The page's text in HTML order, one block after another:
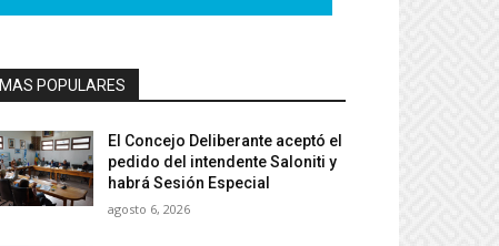
MAS POPULARES
El Concejo Deliberante aceptó el
pedido del intendente Saloniti y
habrá Sesión Especial
agosto 6, 2026